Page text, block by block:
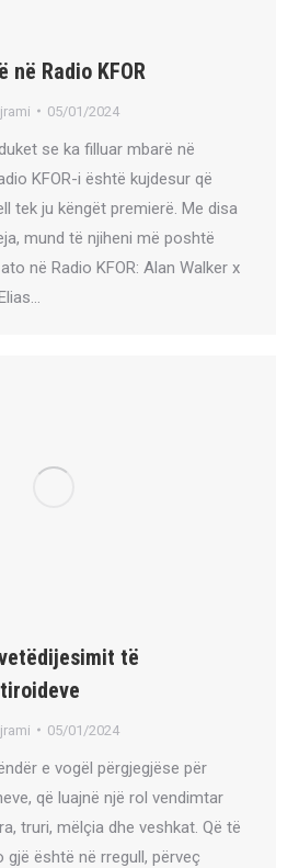
Radio KFOR
05/01/2024
se ka filluar mbarë në
KFOR-i është kujdesur që
tek ju këngët premierë. Me disa
mund të njiheni më poshtë
në Radio KFOR: Alan Walker x
të
05/01/2024
e vogël përgjegjëse për
që luajnë një rol vendimtar
truri, mëlçia dhe veshkat. Që të
është në rregull, përveç